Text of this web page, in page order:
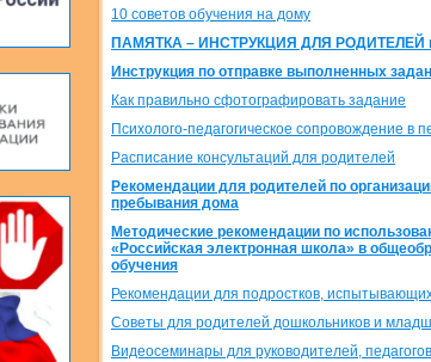
10 советов обучения на дому
ПАМЯТКА – ИНСТРУКЦИЯ ДЛЯ РОДИТЕЛЕЙ
Инструкция по отправке выполненных
Как правильно сфотографировать задание
Психолого-педагогическое сопровождение в
Расписание консультаций для родителей
Рекомендации для родителей по
пребывания дома
Методические рекомендации по
«Российская электронная школа» в
обучения
Рекомендации для подростков,
Советы для родителей дошкольников и
Видеосеминары для руководителей,